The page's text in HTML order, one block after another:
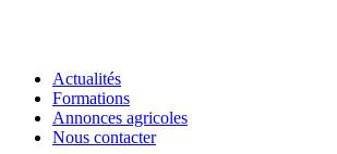
Actualités
Formations
Annonces agricoles
Nous contacter